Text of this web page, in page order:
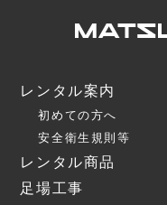
レンタル案内
初めての方へ
安全衛生規則等
レンタル商品
足場工事